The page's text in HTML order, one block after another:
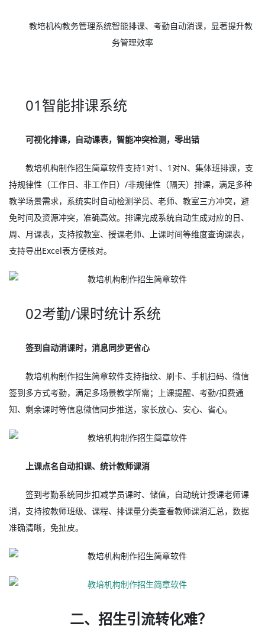
教培机构教务管理系统智能排课、考勤自动消课，显著提升教
务管理效率
01智能排课系统
可视化排课，自动课表，智能冲突检测，零出错
教培机构制作招生简章软件支持1对1、1对N、集体班排课，支
持规律性（工作日、非工作日）/非规律性（隔天）排课，满足多种
教学场景需求，系统实时自动检测学员、老师、教室三方冲突，避
免时间及资源冲突，准确高效。排课完成系统自动生成对应的日、
周、月课表，支持按教室、授课老师、上课时间等维度查询课表，
支持导出Excel表方便核对。
02考勤/课时统计系统
签到自动消课时，消息同步更省心
教培机构制作招生简章软件支持指纹、刷卡、手机扫码、微信
签到多方式考勤，满足多场景教学所需；上课提醒、考勤/扣费通
知、剩余课时等信息微信同步推送，家长放心、安心、省心。
上课点名自动扣课、统计教师课消
签到考勤系统同步扣减学员课时、储值，自动统计授课老师课
消，支持按教师班级、课程、排课量分类查看教师课消汇总，数据
准确清晰，免扯皮。
二、招生引流转化难？